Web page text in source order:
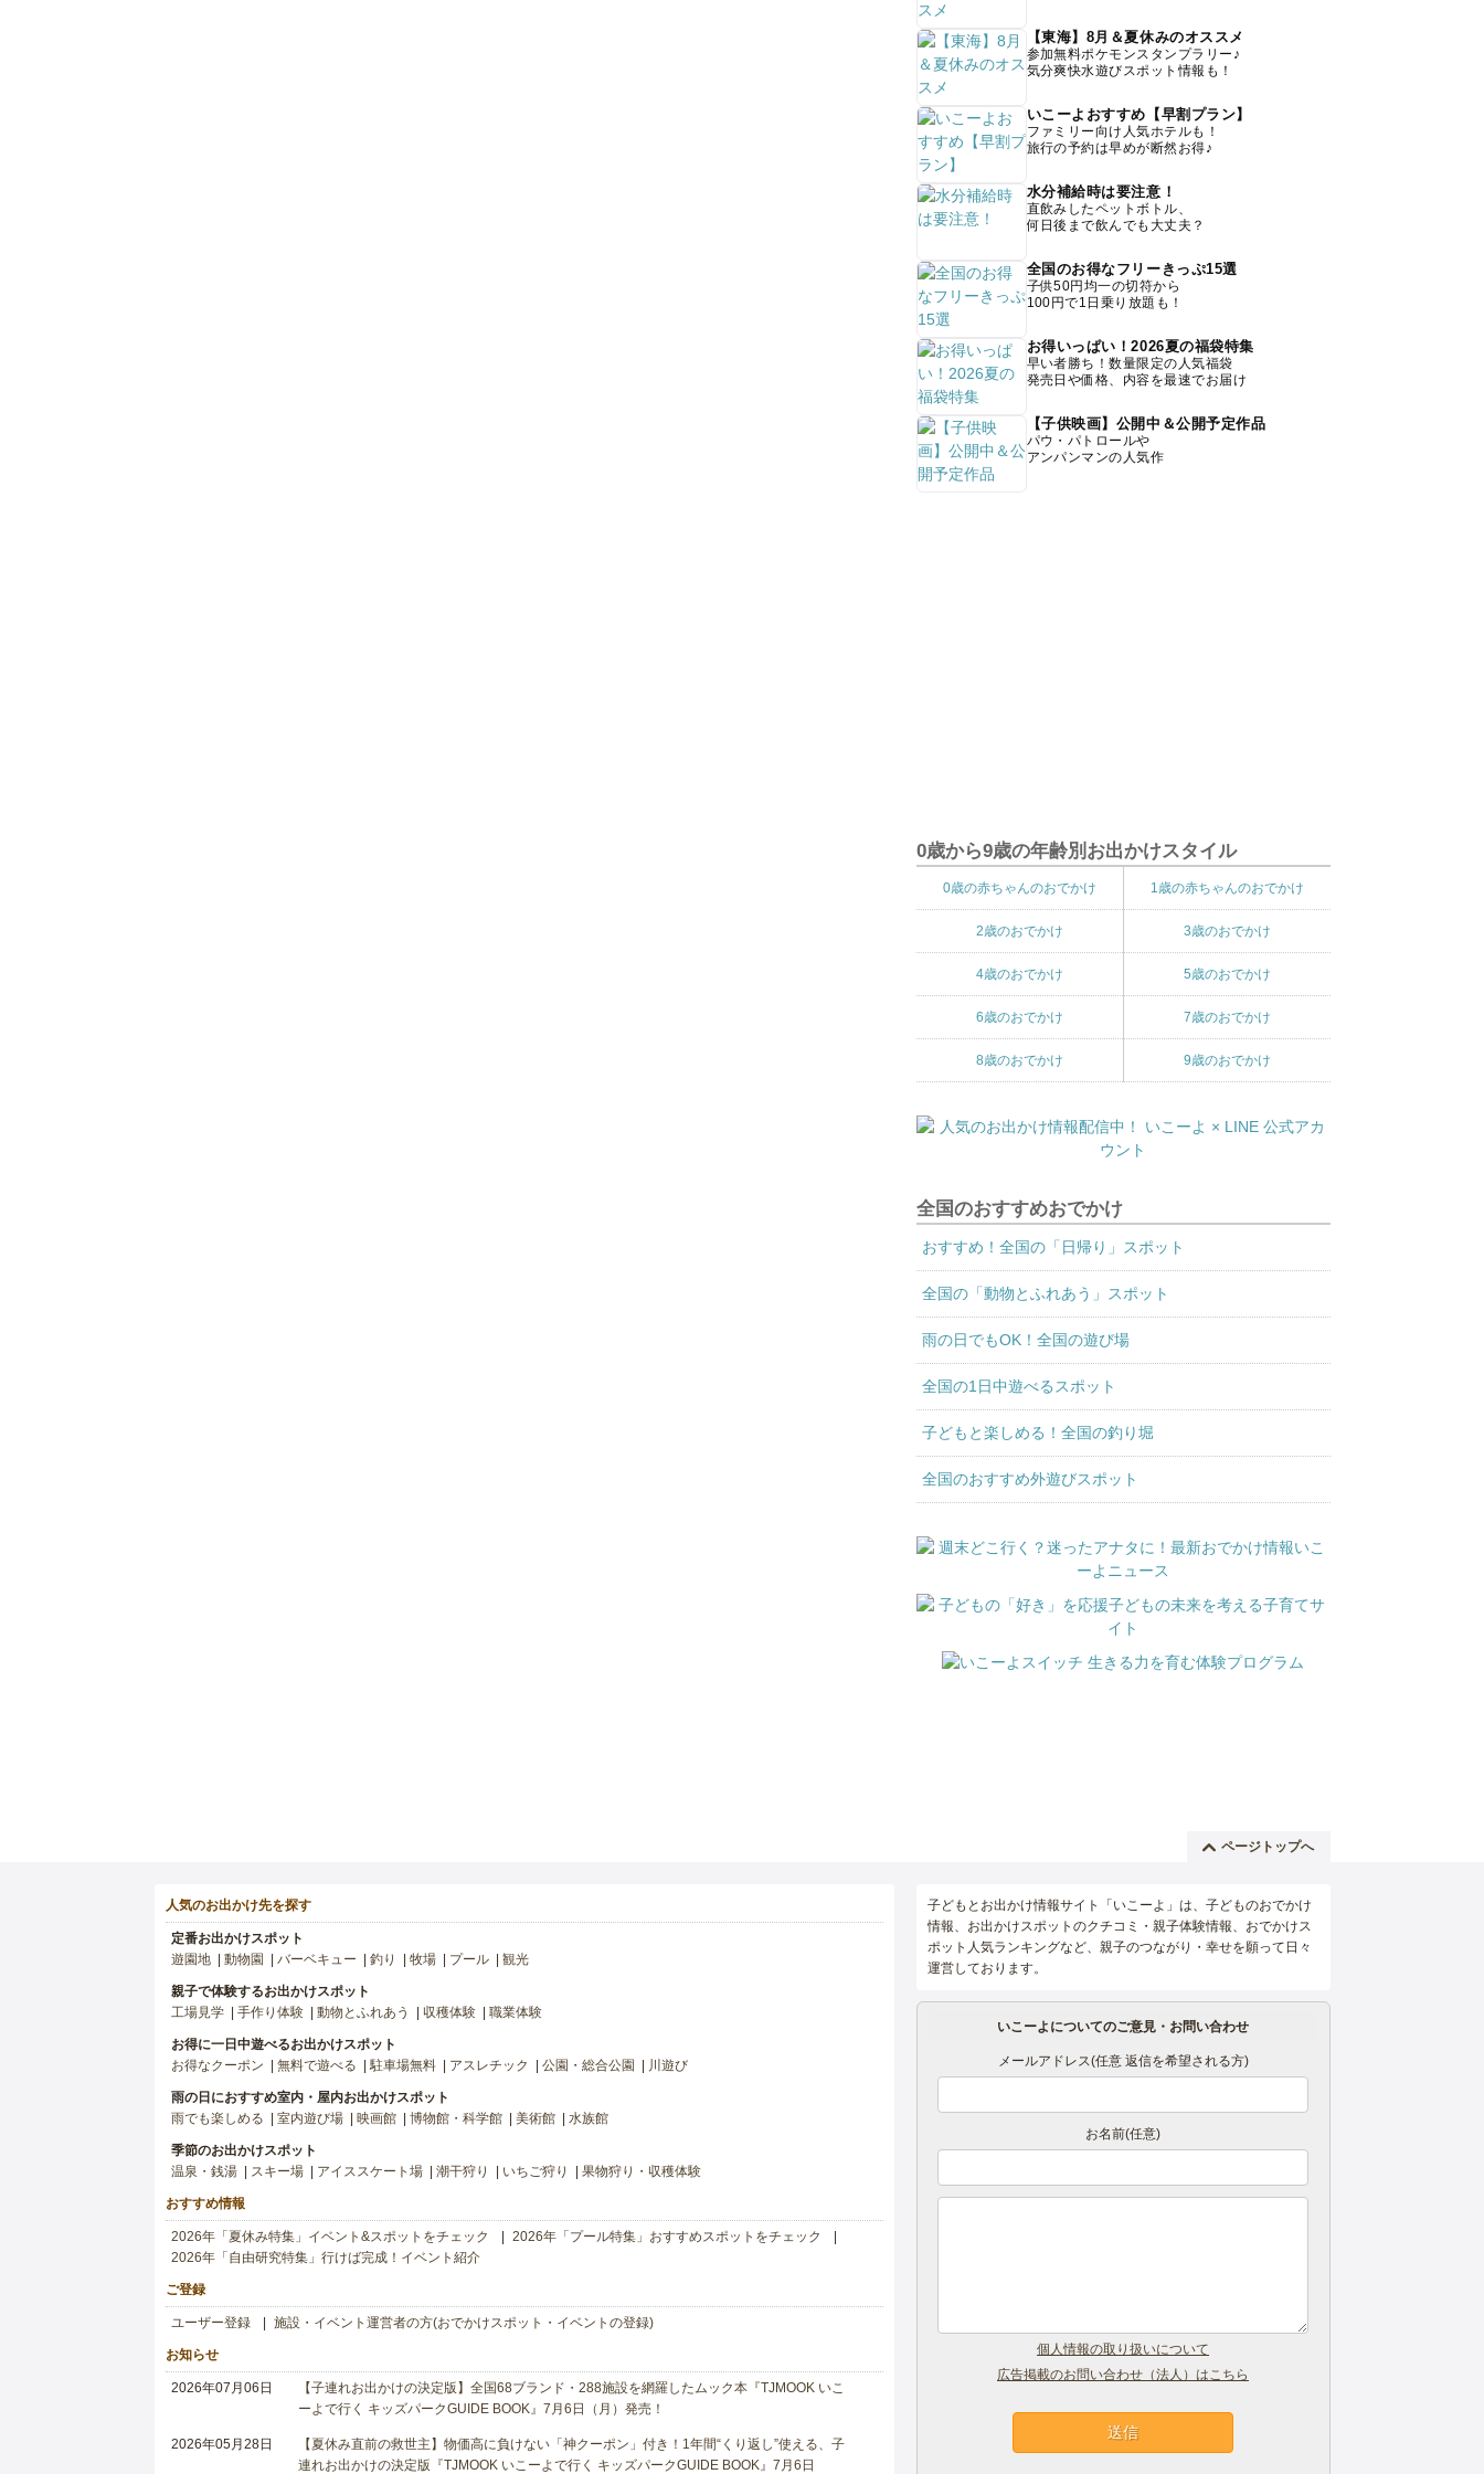
【東海】8月＆夏休みのオススメ
参加無料ポケモンスタンプラリー♪
気分爽快水遊びスポット情報も！
いこーよおすすめ【早割プラン】
ファミリー向け人気ホテルも！
旅行の予約は早めが断然お得♪
水分補給時は要注意！
直飲みしたペットボトル、
何日後まで飲んでも大丈夫？
全国のお得なフリーきっぷ15選
子供50円均一の切符から
100円で1日乗り放題も！
お得いっぱい！2026夏の福袋特集
早い者勝ち！数量限定の人気福袋
発売日や価格、内容を最速でお届け
【子供映画】公開中＆公開予定作品
パウ・パトロールや
アンパンマンの人気作
0歳から9歳の年齢別お出かけスタイル
0歳の赤ちゃんのおでかけ 1歳の赤ちゃんのおでかけ
2歳のおでかけ 3歳のおでかけ
4歳のおでかけ 5歳のおでかけ
6歳のおでかけ 7歳のおでかけ
8歳のおでかけ 9歳のおでかけ
全国のおすすめおでかけ
おすすめ！全国の「日帰り」スポット
全国の「動物とふれあう」スポット
雨の日でもOK！全国の遊び場
全国の1日中遊べるスポット
子どもと楽しめる！全国の釣り堀
全国のおすすめ外遊びスポット
ページトップへ
人気のお出かけ先を探す
定番お出かけスポット
遊園地
動物園 バーベキュー 釣り 牧場 プール 観光
親子で体験するお出かけスポット
工場見学
手作り体験 動物とふれあう 収穫体験 職業体験
お得に一日中遊べるお出かけスポット
お得なクーポン
無料で遊べる 駐車場無料 アスレチック 公園・総合公園 川遊び
雨の日におすすめ室内・屋内お出かけスポット
雨でも楽しめる
室内遊び場 映画館 博物館・科学館 美術館 水族館
季節のお出かけスポット
温泉・銭湯
スキー場 アイススケート場 潮干狩り いちご狩り 果物狩り・収穫体験
おすすめ情報
2026年「夏休み特集」イベント&スポットをチェック
2026年「プール特集」おすすめスポットをチェック
2026年「自由研究特集」行けば完成！イベント紹介
ご登録
ユーザー登録 施設・イベント運営者の方(おでかけスポット・イベントの登録)
お知らせ
2026年07月06日
【子連れお出かけの決定版】全国68ブランド・288施設を網羅したムック本『TJMOOK いこ
ーよで行く キッズパークGUIDE BOOK』7月6日（月）発売！
2026年05月28日
【夏休み直前の救世主】物価高に負けない「神クーポン」付き！1年間“くり返し”使える、子
連れお出かけの決定版『TJMOOK いこーよで行く キッズパークGUIDE BOOK』7月6日
子どもとお出かけ情報サイト「いこーよ」は、子どものおでかけ
情報、お出かけスポットのクチコミ・親子体験情報、おでかけス
ポット人気ランキングなど、親子のつながり・幸せを願って日々
運営しております。
いこーよについてのご意見・お問い合わせ
メールアドレス(任意 返信を希望される方)
お名前(任意)
個人情報の取り扱いについて
広告掲載のお問い合わせ（法人）はこちら